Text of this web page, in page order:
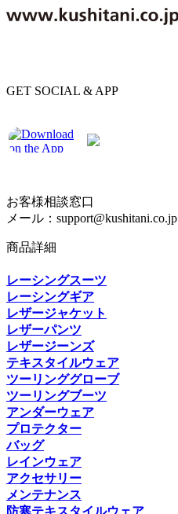
GET SOCIAL & APP
お客様相談窓口
メール：support@kushitani.co.jp
商品詳細
レーシングスーツ
レーシングギア
レザージャケット
レザーパンツ
レザージーンズ
テキスタイルウェア
ツーリンググローブ
ツーリングブーツ
アンダーウェア
プロテクター
バッグ
レインウェア
アクセサリー
メンテナンス
防寒テキスタイルウェア